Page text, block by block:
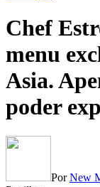
Chef
menu
Asia.
poder
Por New